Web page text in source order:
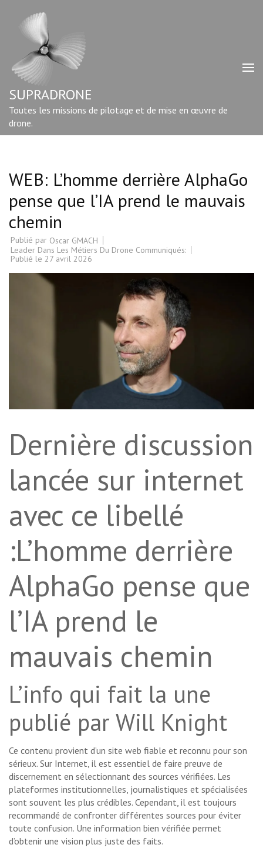
contenu
Entrée)
SUPRADRONE
Toutes les missions de pilotage et de mise en œuvre de
drone.
WEB: L’homme derrière AlphaGo
pense que l’IA prend le mauvais
chemin
Publié par Oscar GMACH
Leader Dans Les Métiers Du Drone Communiqués:
Publié le 27 avril 2026
Dernière discussion
lancée sur internet
avec ce libellé
:L’homme derrière
AlphaGo pense que
l’IA prend le
mauvais chemin
L’info qui fait la une
publié par Will Knight
Ce contenu provient d’un site web fiable et reconnu pour son
sérieux. Sur Internet, il est essentiel de faire preuve de
discernement en sélectionnant des sources vérifiées. Les
plateformes institutionnelles, journalistiques et spécialisées
sont souvent les plus crédibles. Cependant, il est toujours
recommandé de confronter différentes sources pour éviter
toute confusion. Une information bien vérifiée permet
d’obtenir une vision plus juste des faits.